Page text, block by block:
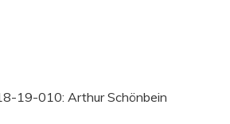
19-010: Arthur Schönbein